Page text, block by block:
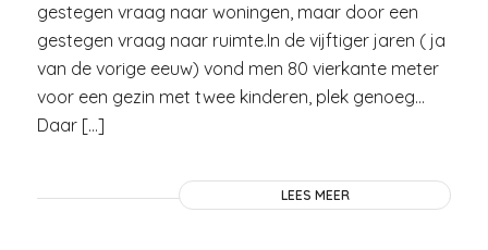
gestegen vraag naar woningen, maar door een
gestegen vraag naar ruimte.In de vijftiger jaren ( ja
van de vorige eeuw) vond men 80 vierkante meter
voor een gezin met twee kinderen, plek genoeg…
Daar […]
LEES MEER